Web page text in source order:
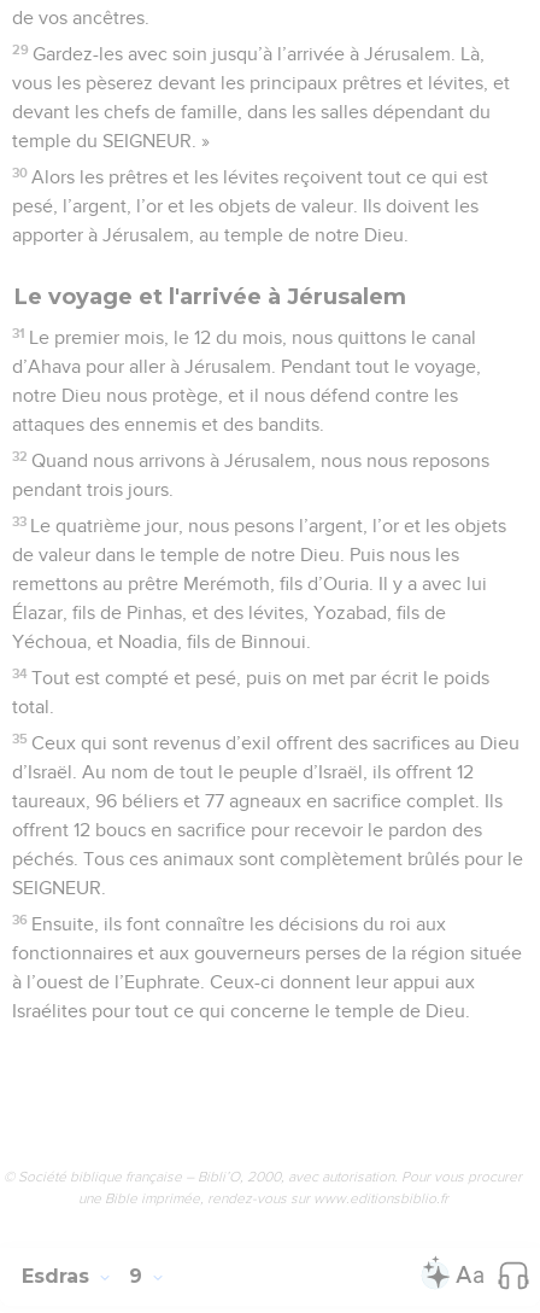
de vos ancêtres.
29 Gardez-les avec soin jusqu’à l’arrivée à Jérusalem. Là,
vous les pèserez devant les principaux prêtres et lévites, et
devant les chefs de famille, dans les salles dépendant du
temple du SEIGNEUR. »
30 Alors les prêtres et les lévites reçoivent tout ce qui est
pesé, l’argent, l’or et les objets de valeur. Ils doivent les
apporter à Jérusalem, au temple de notre Dieu.
Le voyage et l'arrivée à Jérusalem
31 Le premier mois, le 12 du mois, nous quittons le canal
d’Ahava pour aller à Jérusalem. Pendant tout le voyage,
notre Dieu nous protège, et il nous défend contre les
attaques des ennemis et des bandits.
32 Quand nous arrivons à Jérusalem, nous nous reposons
pendant trois jours.
33 Le quatrième jour, nous pesons l’argent, l’or et les objets
de valeur dans le temple de notre Dieu. Puis nous les
remettons au prêtre Merémoth, fils d’Ouria. Il y a avec lui
Élazar, fils de Pinhas, et des lévites, Yozabad, fils de
Yéchoua, et Noadia, fils de Binnoui.
34 Tout est compté et pesé, puis on met par écrit le poids
total.
35 Ceux qui sont revenus d’exil offrent des sacrifices au Dieu
d’Israël. Au nom de tout le peuple d’Israël, ils offrent 12
taureaux, 96 béliers et 77 agneaux en sacrifice complet. Ils
offrent 12 boucs en sacrifice pour recevoir le pardon des
péchés. Tous ces animaux sont complètement brûlés pour le
SEIGNEUR.
36 Ensuite, ils font connaître les décisions du roi aux
fonctionnaires et aux gouverneurs perses de la région située
à l’ouest de l’Euphrate. Ceux-ci donnent leur appui aux
Israélites pour tout ce qui concerne le temple de Dieu.
© Société biblique française – Bibli’O, 2000, avec autorisation. Pour vous procurer
une Bible imprimée, rendez-vous sur www.editionsbiblio.fr
Esdras 9